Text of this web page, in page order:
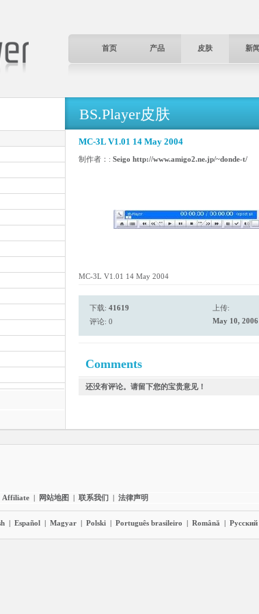
首页 产品 皮肤 新闻
BS.Player皮肤
MC-3L V1.01 14 May 2004
制作者：: Seigo http://www.amigo2.ne.jp/~donde-t/
MC-3L V1.01 14 May 2004
下载: 41619
评论: 0
上传:
May 10, 2006
Comments
还没有评论。请留下您的宝贵意见！
Affiliate | 网站地图 | 联系我们 | 法律声明
| Español | Magyar | Polski | Português brasileiro | Română | Pyccĸий